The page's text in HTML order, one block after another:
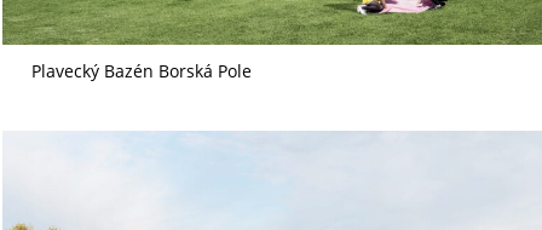
Plavecký Bazén Borská Pole